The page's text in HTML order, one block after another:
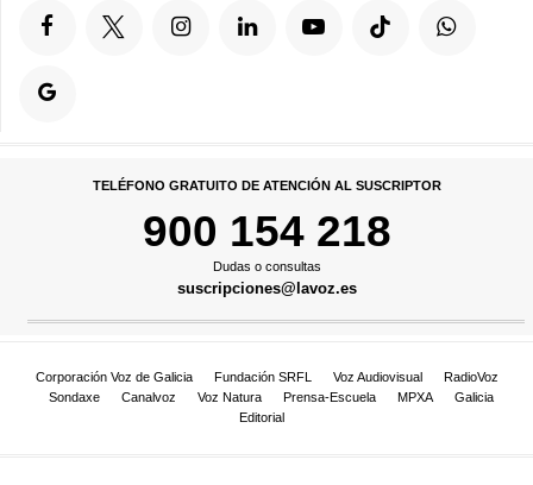
TELÉFONO GRATUITO DE ATENCIÓN AL SUSCRIPTOR
900 154 218
Dudas o consultas
suscripciones@lavoz.es
Corporación Voz de Galicia Fundación SRFL Voz Audiovisual
RadioVoz
Sondaxe
Canalvoz Voz Natura Prensa-Escuela MPXA
Galicia
Editorial